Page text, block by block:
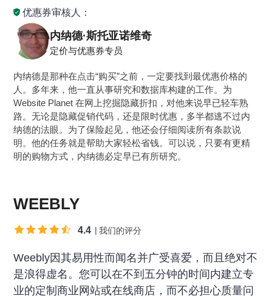
优惠券审核人：
内纳德·斯托亚诺维奇
定价与优惠券专员
内纳德是那种在点击“购买”之前，一定要找到最优惠价格的
人。多年来，他一直从事研究和数据库构建的工作。为
Website Planet 在网上挖掘隐藏折扣，对他来说早已轻车熟
路。无论是隐藏促销代码，还是限时优惠，多半都逃不过内
纳德的法眼。为了保险起见，他还会仔细阅读所有条款说
明。他的任务就是帮助大家轻松省钱。可以说，只要有更精
明的购物方式，内纳德必定早已有所研究。
WEEBLY
4.4 我们的评分
Weebly因其易用性而闻名并广受喜爱，而且绝对不
是浪得虚名。您可以在不到五分钟的时间内建立专
业的定制商业网站或在线商店，而不必担心质量问